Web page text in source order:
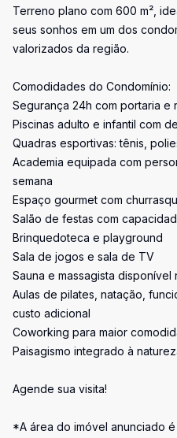
Terreno plano com 600 m²,
seus sonhos em um dos
valorizados da região.
Comodidades do Condomínio:
Segurança 24h com portaria e
Piscinas adulto e infantil com
Quadras esportivas: tênis,
Academia equipada com
semana
Espaço gourmet com
Salão de festas com
Brinquedoteca e playground
Sala de jogos e sala de TV
Sauna e massagista disponível
Aulas de pilates, natação,
custo adicional
Coworking para maior
Paisagismo integrado à
Agende sua visita!
*A área do imóvel anunciado